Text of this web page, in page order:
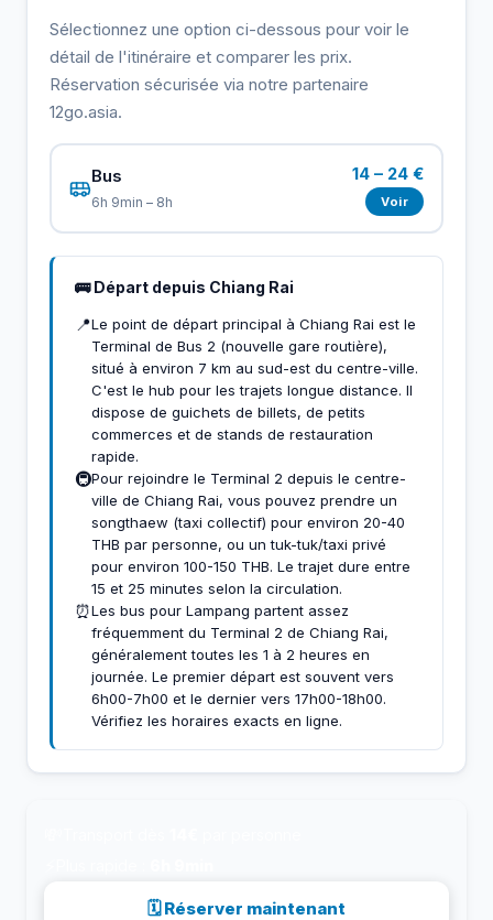
Sélectionnez une option ci-dessous pour voir le
détail de l'itinéraire et comparer les prix.
Réservation sécurisée via notre partenaire
12go.asia.
Bus
6h 9min – 8h
14 – 24 €
Voir
🚌 Départ depuis Chiang Rai
📍Le point de départ principal à Chiang Rai est le
Terminal de Bus 2 (nouvelle gare routière),
situé à environ 7 km au sud-est du centre-ville.
C'est le hub pour les trajets longue distance. Il
dispose de guichets de billets, de petits
commerces et de stands de restauration
rapide.
🚇Pour rejoindre le Terminal 2 depuis le centre-
ville de Chiang Rai, vous pouvez prendre un
songthaew (taxi collectif) pour environ 20-40
THB par personne, ou un tuk-tuk/taxi privé
pour environ 100-150 THB. Le trajet dure entre
15 et 25 minutes selon la circulation.
⏰Les bus pour Lampang partent assez
fréquemment du Terminal 2 de Chiang Rai,
généralement toutes les 1 à 2 heures en
journée. Le premier départ est souvent vers
6h00-7h00 et le dernier vers 17h00-18h00.
Vérifiez les horaires exacts en ligne.
🗓 Réserver maintenant